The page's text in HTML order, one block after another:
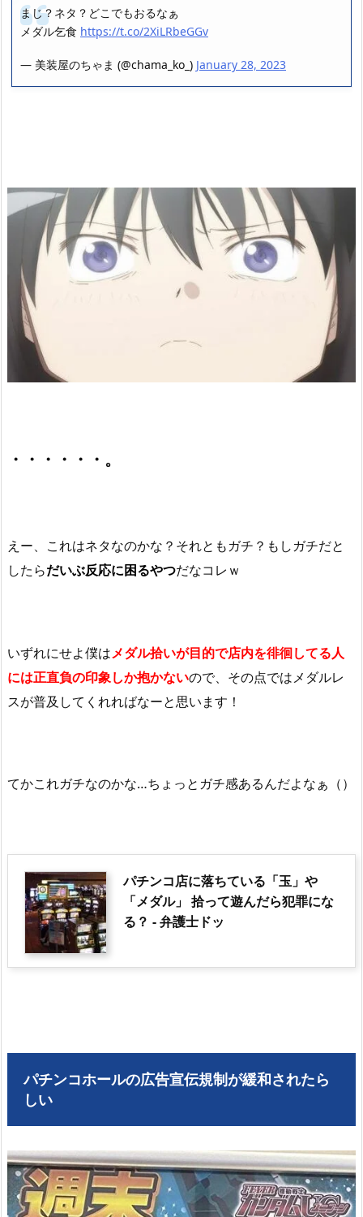
まじ？ネタ？どこでもおるなぁ
メダル乞食 https://t.co/2XiLRbeGGv
— 美装屋のちゃま (@chama_ko_) January 28, 2023
・・・・・・。
えー、これはネタなのかな？それともガチ？もしガチだと
したらだいぶ反応に困るやつだなコレｗ
いずれにせよ僕はメダル拾いが目的で店内を徘徊してる人
には正直負の印象しか抱かないので、その点ではメダルレ
スが普及してくれればなーと思います！
てかこれガチなのかな…ちょっとガチ感あるんだよなぁ（）
パチンコ店に落ちている「玉」や
「メダル」 拾って遊んだら犯罪にな
る？ - 弁護士ドッ
パチンコホールの広告宣伝規制が緩和されたら
しい